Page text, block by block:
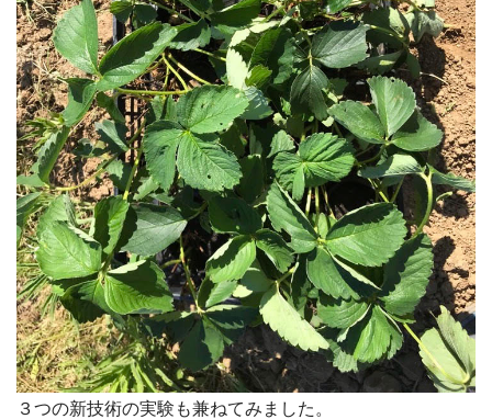
３つの新技術の実験も兼ねてみました。